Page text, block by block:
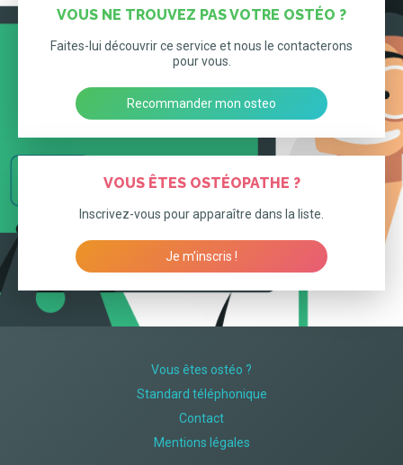
VOUS NE TROUVEZ PAS VOTRE OSTÉO ?
Faites-lui découvrir ce service et nous le contacterons
pour vous.
Recommander mon osteo
VOUS ÊTES OSTÉOPATHE ?
Inscrivez-vous pour apparaître dans la liste.
Je m’inscris !
Vous êtes ostéo ?
Standard téléphonique
Contact
Mentions légales